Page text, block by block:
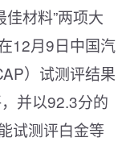
佳材料”两项大
12月9日中国汽
）试测评结果
并以92.3分的
试测评白金等